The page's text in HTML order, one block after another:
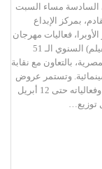
السادسة مساء السبت
بمركز الإبداع
فعاليات مهرجان
(جمعية الفيلم) السنوي الـ 51
بالتعاون مع نقابة
وتستمر عروض
المهرجان وفعالياته حتى 12 أبريل
توزيع…